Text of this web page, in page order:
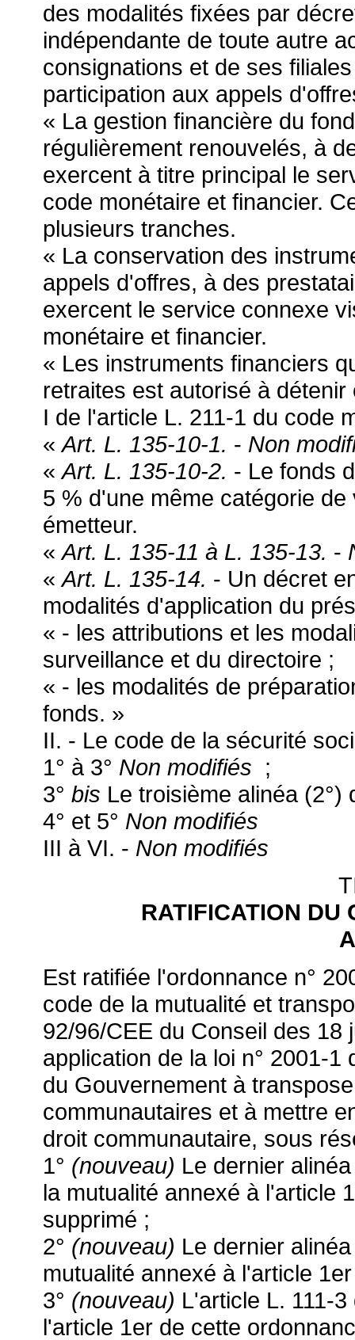
des modalités fixées par
indépendante de toute autre
consignations et de ses
participation aux appels
« La gestion financière du
régulièrement renouvelés, à
exercent à titre principal le
code monétaire et financier.
plusieurs tranches.
« La conservation des
appels d'offres, à des
exercent le service connexe
monétaire et financier.
« Les instruments financiers
retraites est autorisé à
I de l'article L. 211-1 du code
«Art. L. 135-10-1. - Non
«Art. L. 135-10-2. - Le fonds
5 % d'une même catégorie
émetteur.
«Art. L. 135-11 à L. 135-13. -
«Art. L. 135-14. - Un décret
modalités d'application du
« - les attributions et les
surveillance et du directoire ;
« - les modalités de
fonds. »
II. - Le code de la sécurité
1° à 3° Non modifiés ;
3° bis Le troisième alinéa
4° et 5° Non modifiés
III à VI. - Non modifiés
RATIFICATION DU
Est ratifiée l'ordonnance n°
code de la mutualité et
92/96/CEE du Conseil des 18
application de la loi n° 2001-
du Gouvernement à
communautaires et à mettre
droit communautaire, sous
1° (nouveau) Le dernier
la mutualité annexé à l'article
supprimé ;
2° (nouveau) Le dernier
mutualité annexé à l'article
3° (nouveau) L'article L. 111-
l'article 1er de cette